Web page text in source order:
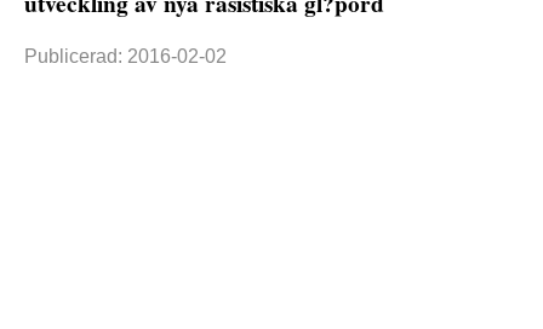
Publicerad: 2016-02-02